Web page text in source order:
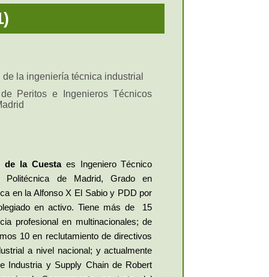
la ingeniería técnica industrial
Peritos e Ingenieros Técnicos
de la Cuestaes Ingeniero Técnico
Politécnica de Madrid, Grado en
en la Alfonso X El Sabio y PDD por
en activo. Tiene más de 15
profesional en multinacionales; de
10 en reclutamiento de directivos
a nivel nacional; y actualmente
Industria y Supply Chain de Robert
que tienen
o acción
tener,
del
que se
hora,
la encargada